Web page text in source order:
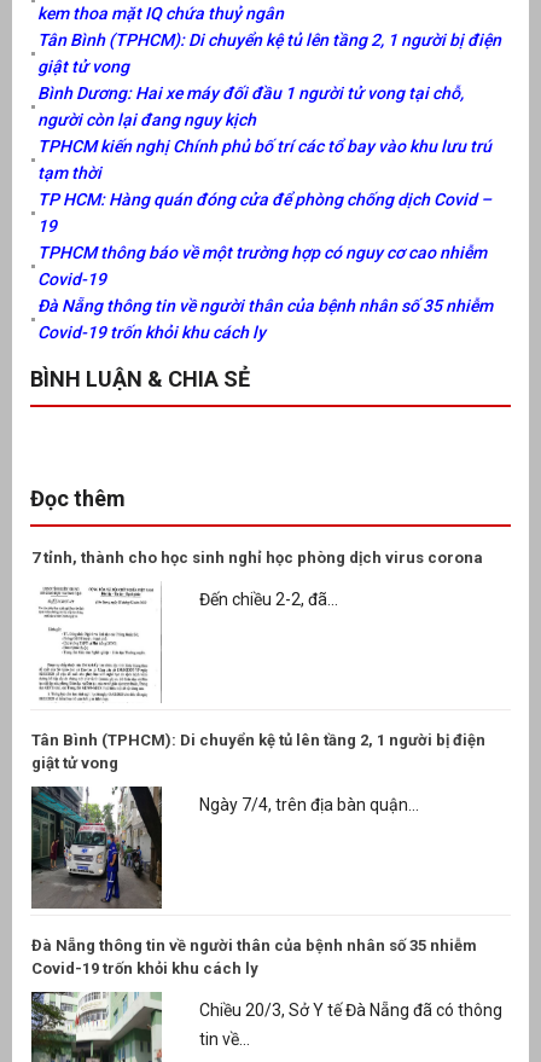
kem thoa mặt IQ chứa thuỷ ngân
Tân Bình (TPHCM): Di chuyển kệ tủ lên tầng 2, 1 người bị điện
giật tử vong
Bình Dương: Hai xe máy đối đầu 1 người tử vong tại chỗ,
người còn lại đang nguy kịch
TPHCM kiến nghị Chính phủ bố trí các tổ bay vào khu lưu trú
tạm thời
TP HCM: Hàng quán đóng cửa để phòng chống dịch Covid –
19
TPHCM thông báo về một trường hợp có nguy cơ cao nhiễm
Covid-19
Đà Nẵng thông tin về người thân của bệnh nhân số 35 nhiễm
Covid-19 trốn khỏi khu cách ly
BÌNH LUẬN & CHIA SẺ
Đọc thêm
7 tỉnh, thành cho học sinh nghỉ học phòng dịch virus corona
Đến chiều 2-2, đã...
Tân Bình (TPHCM): Di chuyển kệ tủ lên tầng 2, 1 người bị điện
giật tử vong
Ngày 7/4, trên địa bàn quận...
Đà Nẵng thông tin về người thân của bệnh nhân số 35 nhiễm
Covid-19 trốn khỏi khu cách ly
Chiều 20/3, Sở Y tế Đà Nẵng đã có thông
tin về...